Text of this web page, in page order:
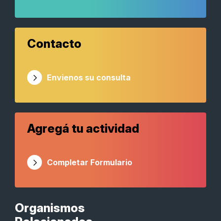
Organismos
Contacto
Envienos su consulta
Agregá tu actividad
Completar Formulario